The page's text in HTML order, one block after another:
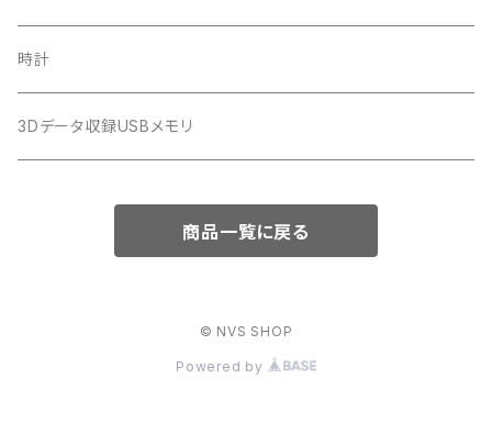
時計
3Dデータ収録USBメモリ
商品一覧に戻る
© NVS SHOP
Powered by